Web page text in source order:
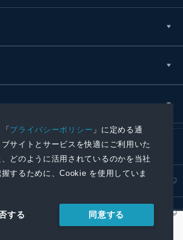
プライバシーポリシー 」に定める通
サイトとサービスを快適にご利用いた
どのように活用されているのかを当社
するために、Cookie を使用していま
する 同意する
プレスリリース取扱基準